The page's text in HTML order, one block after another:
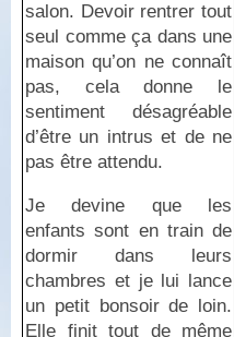
salon. Devoir rentrer tout
seul comme ça dans une
maison qu’on ne connaît
pas, cela donne le
sentiment désagréable
d’être un intrus et de ne
pas être attendu.
Je devine que les
enfants sont en train de
dormir dans leurs
chambres et je lui lance
un petit bonsoir de loin.
Elle finit tout de même